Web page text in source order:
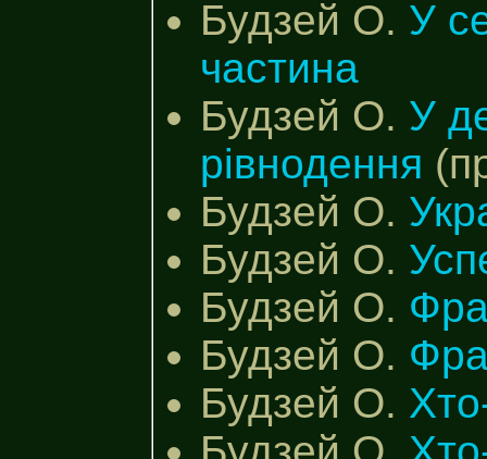
Будзей О. У
частина
Будзей О. У
рівнодення
Будзей О.
Будзей О.
Будзей О.
Будзей О.
Будзей О.